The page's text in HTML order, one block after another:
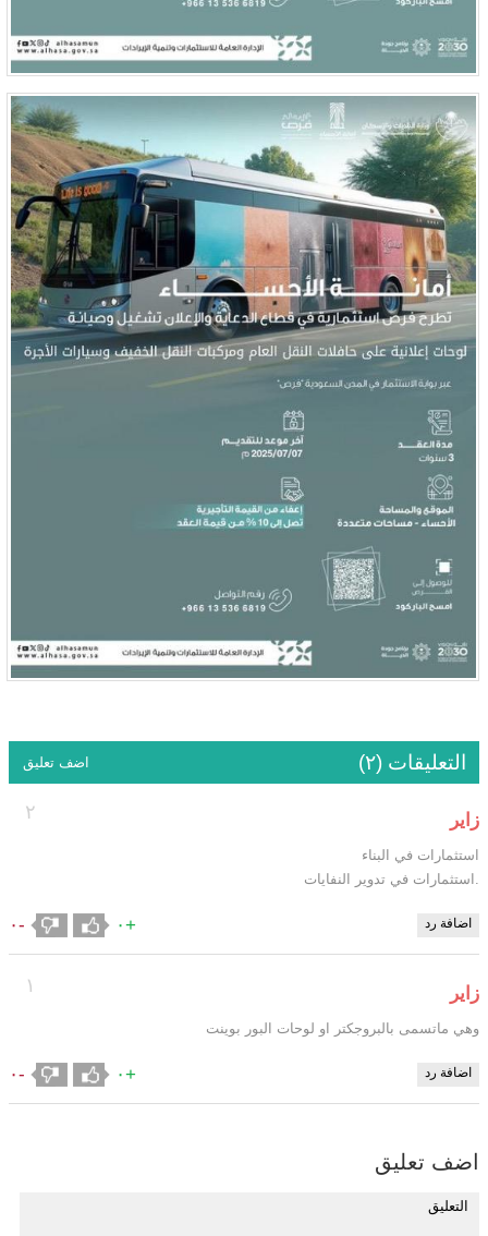
التعليقات (٢) اضف تعليق
٢ زاير
استثمارات في البناء
.استثمارات في تدوير النفايات
اضافة رد +٠ -٠
١ زاير
وهي ماتسمى بالبروجكتر او لوحات البور بوينت
اضافة رد +٠ -٠
اضف تعليق